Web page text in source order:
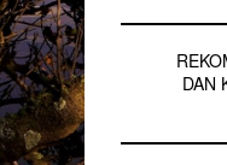
DAN